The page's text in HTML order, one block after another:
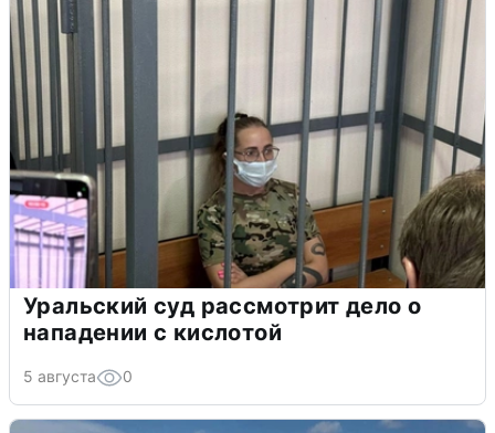
Уральский суд рассмотрит дело о
нападении с кислотой
5 августа 0